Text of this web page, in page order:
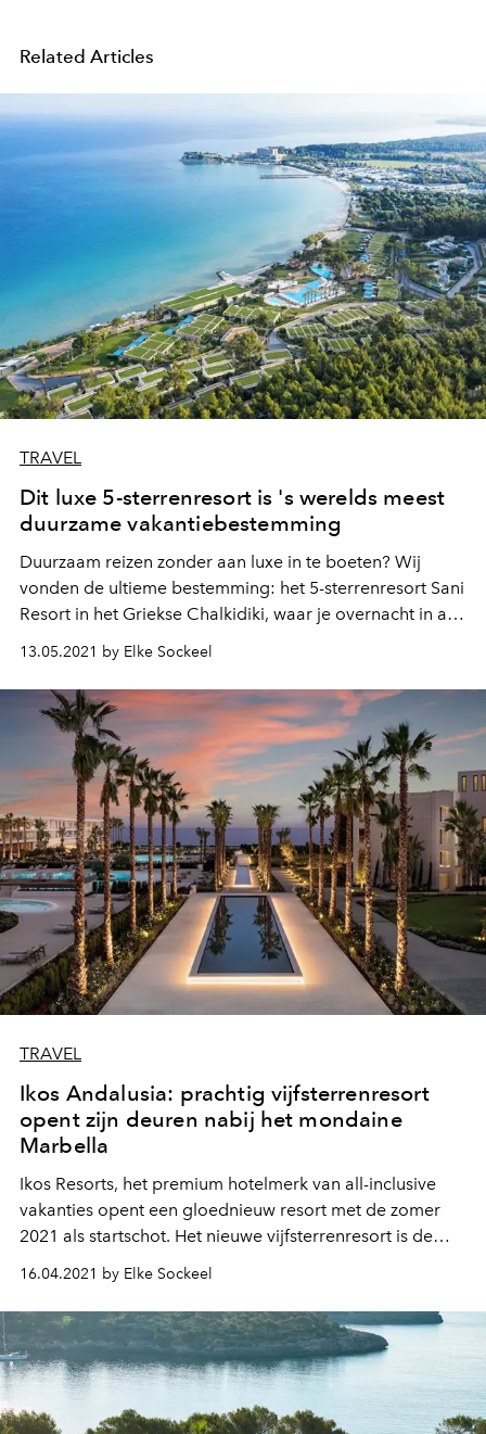
Related Articles
TRAVEL
Dit luxe 5-sterrenresort is 's werelds meest
duurzame vakantiebestemming
Duurzaam reizen zonder aan luxe in te boeten? Wij
vonden de ultieme bestemming: het 5-sterrenresort Sani
Resort in het Griekse Chalkidiki, waar je overnacht in alle
luxe en comfort, temidden van een prachtig
natuurreservaat van uitgestrekte bossen, idyllische
stranden en een azuurblauwe zee.
13.05.2021 by Elke Sockeel
TRAVEL
Ikos Andalusia: prachtig vijfsterrenresort
opent zijn deuren nabij het mondaine
Marbella
Ikos Resorts, het premium hotelmerk van all-inclusive
vakanties opent een gloednieuw resort met de zomer
2021 als startschot. Het nieuwe vijfsterrenresort is de
vijfde aanwinst voor de groep, voor het allereerst buiten
Griekenland. L'Officiel België streek neer in de warmste
regio van Spanje, nabij Marbella in Andalusië, om een
uiterst ontspannende en luxueuze droomvakantie als
eerste te mogen testen.
16.04.2021 by Elke Sockeel